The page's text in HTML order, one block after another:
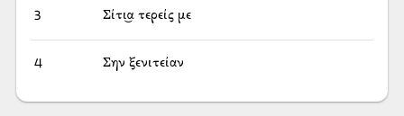
3 Σίτι͜α τερείς με
4 Σην ξενιτείαν